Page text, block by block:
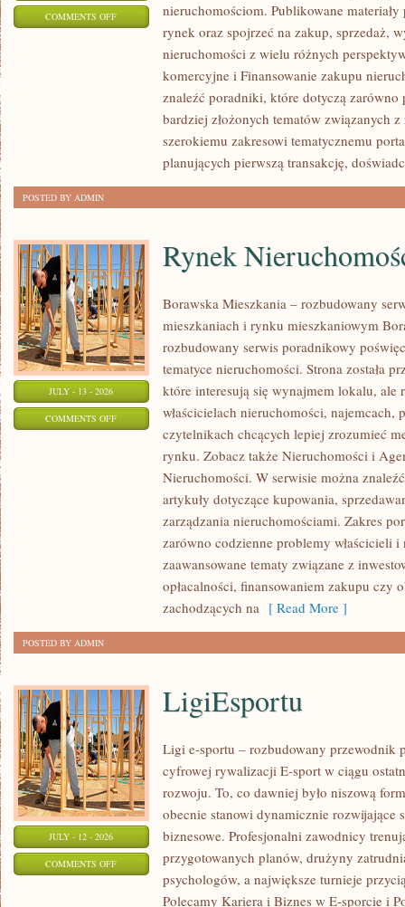
COMMENTS OFFON
PIERWSZEJ
NIERUCHOMOŚCI
nieruchomościom. Publikowane
rynek oraz spojrzeć na zakup, sprzedaż,
nieruchomości z wielu różnych
komercyjne i Finansowanie zakupu
znaleźć poradniki, które dotyczą
bardziej złożonych tematów związanych
szerokiemu zakresowi tematycznemu
planujących pierwszą transakcję,
POSTED BY ADMIN
JULY - 13 - 2026
COMMENTS OFFON
NIERUCHOMOŚCI
Rynek
Borawska Mieszkania – rozbudowany
mieszkaniach i rynku mieszkaniowym
rozbudowany serwis poradnikowy
tematyce nieruchomości. Strona została
które interesują się wynajmem lokalu, ale
właścicielach nieruchomości, najemcach,
czytelnikach chcących lepiej zrozumieć
rynku. Zobacz także Nieruchomości i
Nieruchomości. W serwisie można
artykuły dotyczące kupowania,
zarządzania nieruchomościami. Zakres
zarówno codzienne problemy właścicieli
zaawansowane tematy związane z
opłacalności, finansowaniem zakupu czy
zachodzących na [ Read More ]
POSTED BY ADMIN
JULY - 12 - 2026
COMMENTS OFFON
LIGIESPORTU
LigiEsportu
Ligi e-sportu – rozbudowany przewodnik
cyfrowej rywalizacji E-sport w ciągu
rozwoju. To, co dawniej było niszową
obecnie stanowi dynamicznie rozwijające
biznesowe. Profesjonalni zawodnicy
przygotowanych planów, drużyny
psychologów, a największe turnieje
Polecamy Kariera i Biznes w E-sporcie i